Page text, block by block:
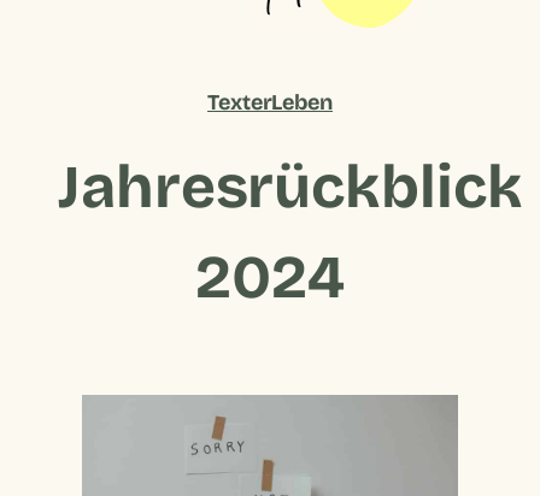
TexterLeben
Jahresrückblick
2024